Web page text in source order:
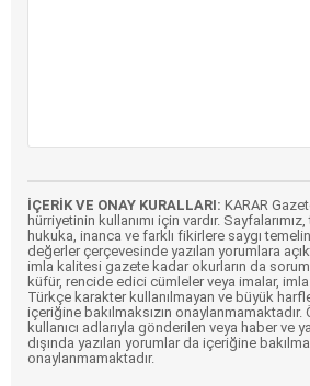
İÇERİK VE ONAY KURALLARI: KARAR
hürriyetinin kullanımı için vardır.
hukuka, inanca ve farklı fikirlere saygı
değerler çerçevesinde yazılan yorumlara
imla kalitesi gazete kadar okurların da
küfür, rencide edici cümleler veya imalar, imla
Türkçe karakter kullanılmayan ve büyük
içeriğine bakılmaksızın
kullanıcı adlarıyla gönderilen veya haber ve
dışında yazılan yorumlar da içeriğine
onaylanmamaktadır.